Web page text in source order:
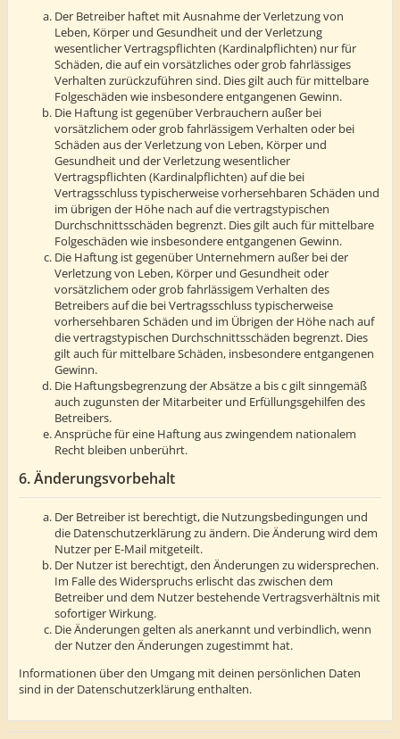
Der Betreiber haftet mit Ausnahme der Verletzung von
Leben, Körper und Gesundheit und der Verletzung
wesentlicher Vertragspflichten (Kardinalpflichten) nur für
Schäden, die auf ein vorsätzliches oder grob fahrlässiges
Verhalten zurückzuführen sind. Dies gilt auch für mittelbare
Folgeschäden wie insbesondere entgangenen Gewinn.
Die Haftung ist gegenüber Verbrauchern außer bei
vorsätzlichem oder grob fahrlässigem Verhalten oder bei
Schäden aus der Verletzung von Leben, Körper und
Gesundheit und der Verletzung wesentlicher
Vertragspflichten (Kardinalpflichten) auf die bei
Vertragsschluss typischerweise vorhersehbaren Schäden und
im übrigen der Höhe nach auf die vertragstypischen
Durchschnittsschäden begrenzt. Dies gilt auch für mittelbare
Folgeschäden wie insbesondere entgangenen Gewinn.
Die Haftung ist gegenüber Unternehmern außer bei der
Verletzung von Leben, Körper und Gesundheit oder
vorsätzlichem oder grob fahrlässigem Verhalten des
Betreibers auf die bei Vertragsschluss typischerweise
vorhersehbaren Schäden und im Übrigen der Höhe nach auf
die vertragstypischen Durchschnittsschäden begrenzt. Dies
gilt auch für mittelbare Schäden, insbesondere entgangenen
Gewinn.
Die Haftungsbegrenzung der Absätze a bis c gilt sinngemäß
auch zugunsten der Mitarbeiter und Erfüllungsgehilfen des
Betreibers.
Ansprüche für eine Haftung aus zwingendem nationalem
Recht bleiben unberührt.
6. Änderungsvorbehalt
Der Betreiber ist berechtigt, die Nutzungsbedingungen und
die Datenschutzerklärung zu ändern. Die Änderung wird dem
Nutzer per E-Mail mitgeteilt.
Der Nutzer ist berechtigt, den Änderungen zu widersprechen.
Im Falle des Widerspruchs erlischt das zwischen dem
Betreiber und dem Nutzer bestehende Vertragsverhältnis mit
sofortiger Wirkung.
Die Änderungen gelten als anerkannt und verbindlich, wenn
der Nutzer den Änderungen zugestimmt hat.
Informationen über den Umgang mit deinen persönlichen Daten
sind in der Datenschutzerklärung enthalten.